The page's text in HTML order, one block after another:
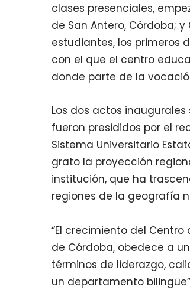
clases presenciales,
de San Antero, Córdoba;
estudiantes, los primeros
con el que el centro
donde parte de la
Los dos actos
fueron presididos por el
Sistema Universitario
grato la proyección
institución, que ha
regiones de la geografía
“El crecimiento del
de Córdoba, obedece a
términos de liderazgo,
un departamento